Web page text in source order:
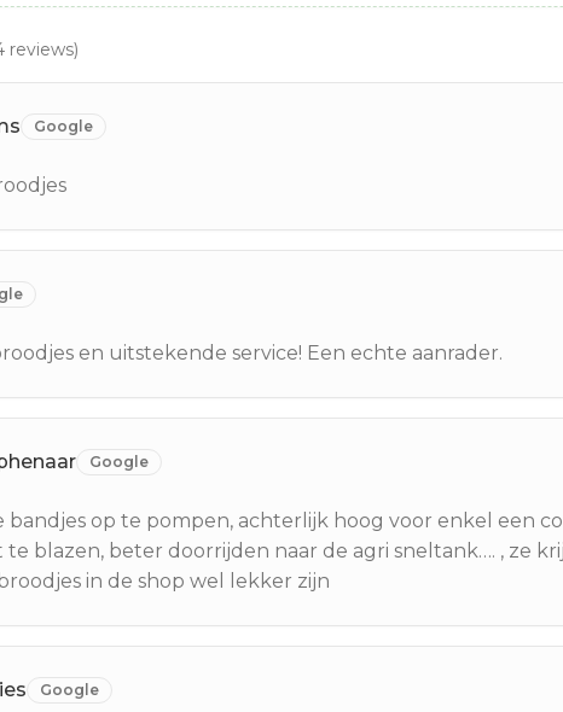
reviews)
Google
en uitstekende service! Een echte aanrader.
Google
bandjes op te pompen, achterlijk hoog voor enkel een
te blazen, beter doorrijden naar de agri sneltank…. , ze
in de shop wel lekker zijn
Google